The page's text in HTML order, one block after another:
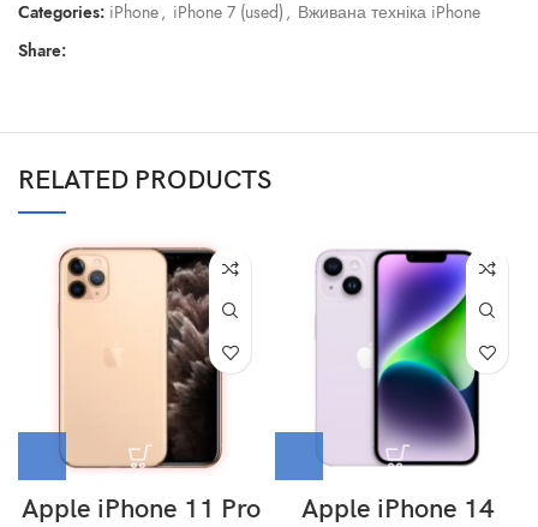
Categories: iPhone, iPhone 7 (used) , Вживана техніка iPhone
Share:
RELATED PRODUCTS
Apple iPhone 11 Pro
Apple iPhone 14